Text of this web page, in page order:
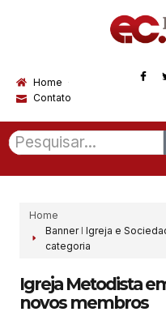
Home
Contato
Home
BannerI Igreja e
categoria
Igreja Metodista
novos membros